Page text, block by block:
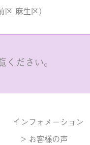
麻生区）
ください。
インフォメーション
> お客様の声